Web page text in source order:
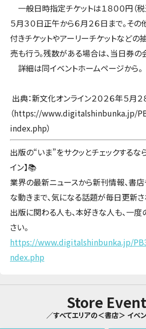
一般日時指定チケットは１８００円（
５月３０日正午から６月２６日まで。そ
付きチケットやアーリーチケットなどの
売も行う。残数がある場合は、当日券の
詳細は同イベントホームページから。
出典：新文化オンライン２０２６年５月
（https://www.digitalshinbunka.jp/
index.php）
出版の“いま”をサクッとチェックするな
イン】📚
業界の最新ニュースから新刊情報、書
な動きまで、気になる話題が毎日更新さ
出版に関わる人も、本好きな人も、一度
さい。
https://www.digitalshinbunka.jp/
ndex.php
Store Event
／すべてエリアの＜書店＞ イベ